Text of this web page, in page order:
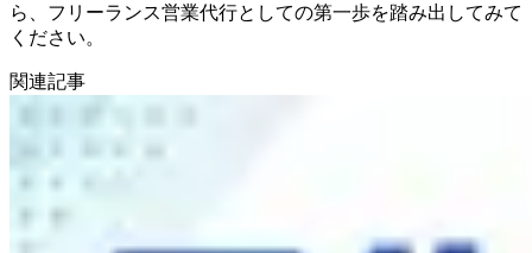
ら、フリーランス営業代行としての第一歩を踏み出してみて
ください。
関連記事